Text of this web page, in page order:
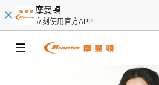
摩曼頓
立刻使用官方APP